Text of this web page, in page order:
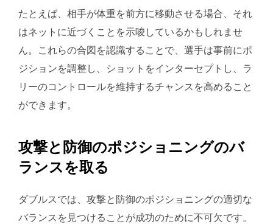
たとえば、相手が体重を前方に移動させる場合、それ
はネットに近づくことを示唆しているかもしれませ
ん。これらの合図を認識することで、選手は事前にポ
ジションを調整し、ショットをインターセプトし、ラ
リーのコントロールを維持するチャンスを高めること
ができます。
攻撃と防御のポジショニングのバ
ランスを取る
ダブルスでは、攻撃と防御のポジショニングの適切な
バランスを見つけることが成功のために不可欠です。